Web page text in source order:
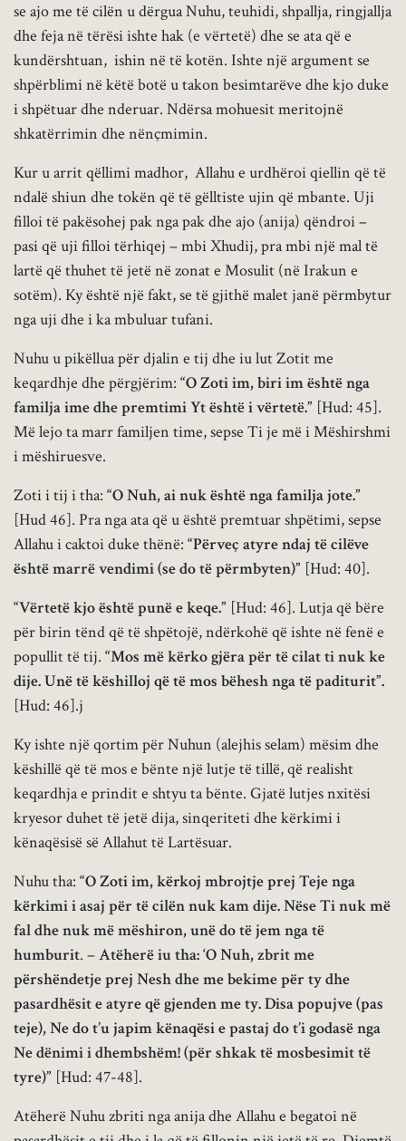
se ajo me të cilën u dërgua Nuhu, teuhidi, shpallja, ringjallja
dhe feja në tërësi ishte hak (e vërtetë) dhe se ata që e
kundërshtuan, ishin në të kotën. Ishte një argument se
shpërblimi në këtë botë u takon besimtarëve dhe kjo duke
i shpëtuar dhe nderuar. Ndërsa mohuesit meritojnë
shkatërrimin dhe nënçmimin.
Kur u arrit qëllimi madhor, Allahu e urdhëroi qiellin që të
ndalë shiun dhe tokën që të gëlltiste ujin që mbante. Uji
filloi të pakësohej pak nga pak dhe ajo (anija) qëndroi –
pasi që uji filloi tërhiqej – mbi Xhudij, pra mbi një mal të
lartë që thuhet të jetë në zonat e Mosulit (në Irakun e
sotëm). Ky është një fakt, se të gjithë malet janë përmbytur
nga uji dhe i ka mbuluar tufani.
Nuhu u pikëllua për djalin e tij dhe iu lut Zotit me
keqardhje dhe përgjërim: “O Zoti im, biri im është nga
familja ime dhe premtimi Yt është i vërtetë.” [Hud: 45].
Më lejo ta marr familjen time, sepse Ti je më i Mëshirshmi
i mëshiruesve.
Zoti i tij i tha: “O Nuh, ai nuk është nga familja jote.”
[Hud 46]. Pra nga ata që u është premtuar shpëtimi, sepse
Allahu i caktoi duke thënë: “Përveç atyre ndaj të cilëve
është marrë vendimi (se do të përmbyten)” [Hud: 40].
“Vërtetë kjo është punë e keqe.” [Hud: 46]. Lutja që bëre
për birin tënd që të shpëtojë, ndërkohë që ishte në fenë e
popullit të tij. “Mos më kërko gjëra për të cilat ti nuk ke
dije. Unë të këshilloj që të mos bëhesh nga të paditurit”.
[Hud: 46].j
Ky ishte një qortim për Nuhun (alejhis selam) mësim dhe
këshillë që të mos e bënte një lutje të tillë, që realisht
keqardhja e prindit e shtyu ta bënte. Gjatë lutjes nxitësi
kryesor duhet të jetë dija, sinqeriteti dhe kërkimi i
kënaqësisë së Allahut të Lartësuar.
Nuhu tha: “O Zoti im, kërkoj mbrojtje prej Teje nga
kërkimi i asaj për të cilën nuk kam dije. Nëse Ti nuk më
fal dhe nuk më mëshiron, unë do të jem nga të
humburit. –Atëherë iu tha: ‘O Nuh, zbrit me
përshëndetje prej Nesh dhe me bekime për ty dhe
pasardhësit e atyre që gjenden me ty. Disa popujve (pas
teje), Ne do t’u japim kënaqësi e pastaj do t’i godasë nga
Ne dënimi i dhembshëm! (për shkak të mosbesimit të
tyre)” [Hud: 47-48].
Atëherë Nuhu zbriti nga anija dhe Allahu e begatoi në